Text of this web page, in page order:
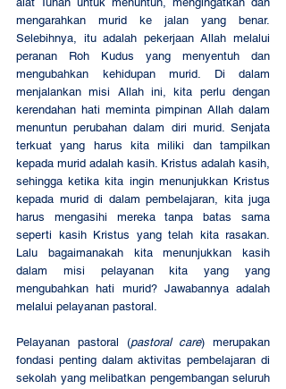
mengarahkan murid ke jalan yang benar.
Selebihnya, itu adalah pekerjaan Allah melalui
peranan Roh Kudus yang menyentuh dan
mengubahkan kehidupan murid. Di dalam
menjalankan misi Allah ini, kita perlu dengan
kerendahan hati meminta pimpinan Allah dalam
menuntun perubahan dalam diri murid. Senjata
terkuat yang harus kita miliki dan tampilkan
kepada murid adalah kasih. Kristus adalah kasih,
sehingga ketika kita ingin menunjukkan Kristus
kepada murid di dalam pembelajaran, kita juga
harus mengasihi mereka tanpa batas sama
seperti kasih Kristus yang telah kita rasakan.
Lalu bagaimanakah kita menunjukkan kasih
dalam misi pelayanan kita yang yang
mengubahkan hati murid? Jawabannya adalah
melalui pelayanan pastoral.
Pelayanan pastoral (pastoral care) merupakan
fondasi penting dalam aktivitas pembelajaran di
sekolah yang melibatkan pengembangan seluruh